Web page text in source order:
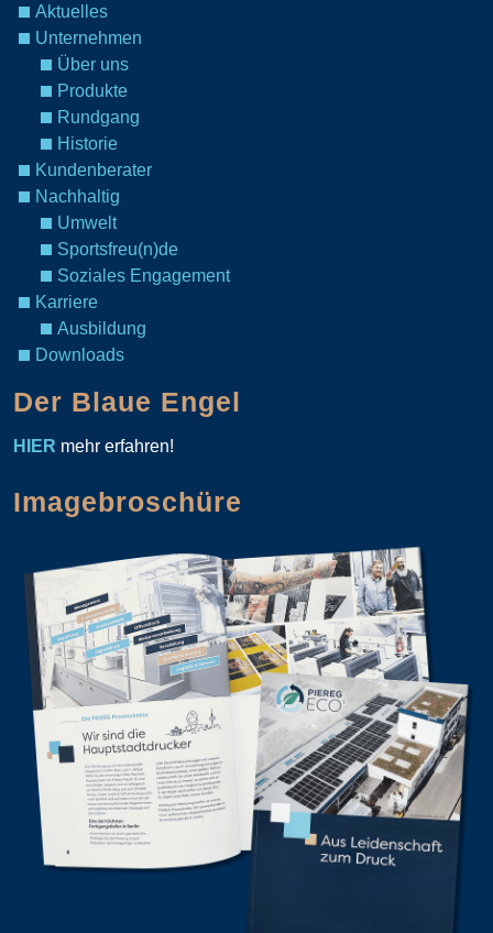
Aktuelles
Unternehmen
Über uns
Produkte
Rundgang
Historie
Kundenberater
Nachhaltig
Umwelt
Sportsfreu(n)de
Soziales Engagement
Karriere
Ausbildung
Downloads
Der Blaue Engel
HIER mehr erfahren!
Imagebroschüre